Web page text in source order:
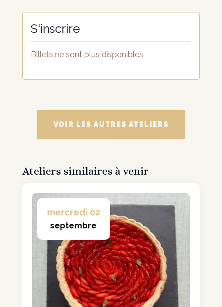
Billets ne sont plus disponibles
VOIR LES AUTRES ATELIERS
Ateliers similaires à venir
mercredi 02
septembre